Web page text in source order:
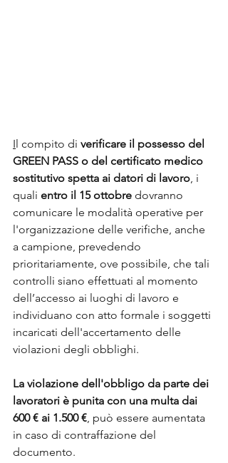
Il compito di verificare il possesso del
GREEN PASS o del certificato medico
sostitutivo spetta ai datori di lavoro, i
quali entro il 15 ottobre dovranno
comunicare le modalità operative per
l'organizzazione delle verifiche, anche
a campione, prevedendo
prioritariamente, ove possibile, che tali
controlli siano effettuati al momento
dell’accesso ai luoghi di lavoro e
individuano con atto formale i soggetti
incaricati dell'accertamento delle
violazioni degli obblighi.
La violazione dell'obbligo da parte dei
lavoratori è punita con una multa dai
600 € ai 1.500 €, può essere aumentata
in caso di contraffazione del
documento.